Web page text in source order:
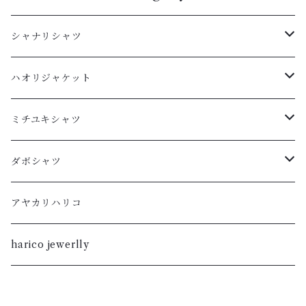
シャナリシャツ
長袖
XL
L
半袖
XL
L
ハオリジャケット
L
M
S
ミチユキシャツ
L
M
S
ダボシャツ
柿渋
XL
暮染
アヤカリハリコ
harico jewerlly